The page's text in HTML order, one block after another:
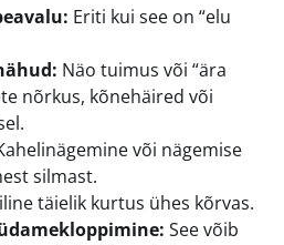
Eriti kui see on “elu
Näo tuimus või “ära
nõrkus, kõnehäired või
või nägemise
silmast.
täielik kurtus ühes kõrvas.
See võib